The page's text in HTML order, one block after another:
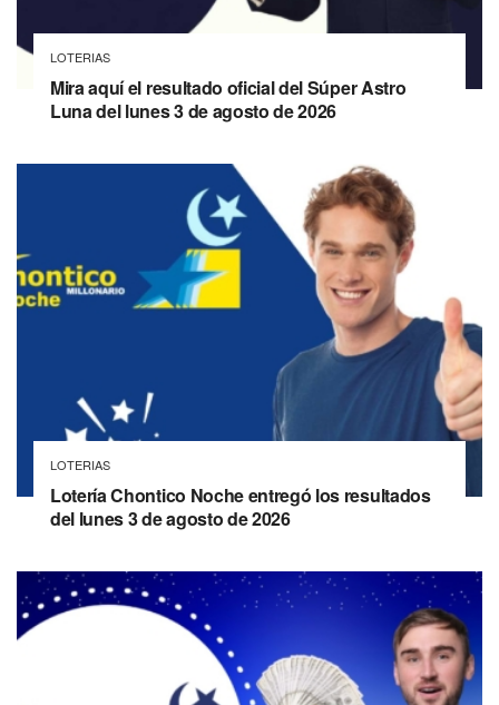
LOTERIAS
Mira aquí el resultado oficial del Súper Astro
Luna del lunes 3 de agosto de 2026
LOTERIAS
Lotería Chontico Noche entregó los resultados
del lunes 3 de agosto de 2026